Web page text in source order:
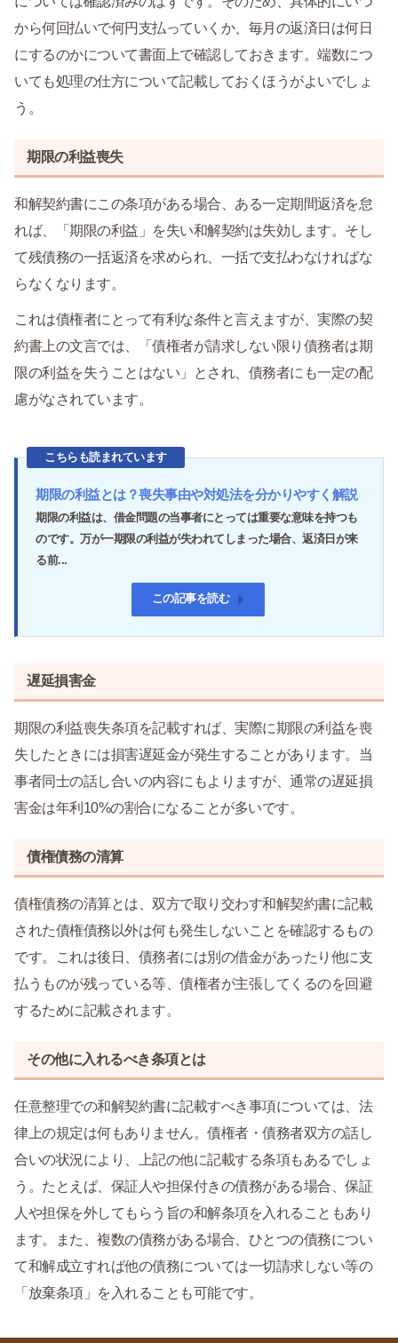
から何回払いで何円支払っていくか、毎月の返済日は何日
にするのかについて書面上で確認しておきます。端数につ
いても処理の仕方について記載しておくほうがよいでしょ
う。
期限の利益喪失
和解契約書にこの条項がある場合、ある一定期間返済を怠
れば、「期限の利益」を失い和解契約は失効します。そし
て残債務の一括返済を求められ、一括で支払わなければな
らなくなります。
これは債権者にとって有利な条件と言えますが、実際の契
約書上の文言では、「債権者が請求しない限り債務者は期
限の利益を失うことはない」とされ、債務者にも一定の配
慮がなされています。
こちらも読まれています
期限の利益とは？喪失事由や対処法を分かりやすく解説
期限の利益は、借金問題の当事者にとっては重要な意味を持つも
のです。万が一期限の利益が失われてしまった場合、返済日が来
る前...
この記事を読む
遅延損害金
期限の利益喪失条項を記載すれば、実際に期限の利益を喪
失したときには損害遅延金が発生することがあります。当
事者同士の話し合いの内容にもよりますが、通常の遅延損
害金は年利10%の割合になることが多いです。
債権債務の清算
債権債務の清算とは、双方で取り交わす和解契約書に記載
された債権債務以外は何も発生しないことを確認するもの
です。これは後日、債務者には別の借金があったり他に支
払うものが残っている等、債権者が主張してくるのを回避
するために記載されます。
その他に入れるべき条項とは
任意整理での和解契約書に記載すべき事項については、法
律上の規定は何もありません。債権者・債務者双方の話し
合いの状況により、上記の他に記載する条項もあるでしょ
う。たとえば、保証人や担保付きの債務がある場合、保証
人や担保を外してもらう旨の和解条項を入れることもあり
ます。また、複数の債務がある場合、ひとつの債務につい
て和解成立すれば他の債務については一切請求しない等の
「放棄条項」を入れることも可能です。